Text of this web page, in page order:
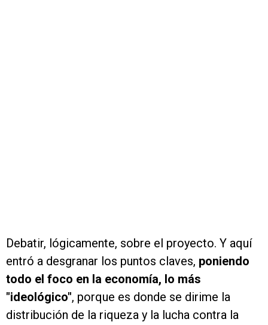
Debatir, lógicamente, sobre el proyecto. Y aquí
entró a desgranar los puntos claves, poniendo
todo el foco en la economía, lo más
"ideológico", porque es donde se dirime la
distribución de la riqueza y la lucha contra la